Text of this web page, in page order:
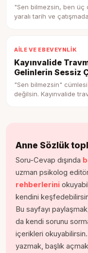
"Sen bilmezsin, ben üç
yaralı tarih ve
AILE VE EBEVEYNLIK
Kayınvalide
Gelinlerin Sessiz
"Sen bilmezsin"
değilsin. Kayınvalide
Anne Sözlük
Soru-Cevap dışında
uzman psikolog
rehberlerini
kendini
Bu sayfayı
da kendi sorunu
içerikleri
yazmak, başlık